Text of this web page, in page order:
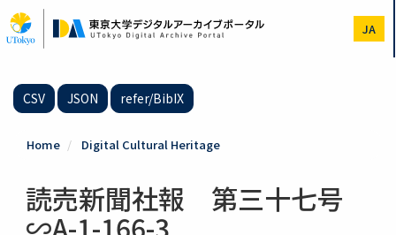
to
main
JA
CSV JSON refer/BibIX
Home Digital Cultural Heritage
読売新聞社報 第三十七号
∽A-1-166-3